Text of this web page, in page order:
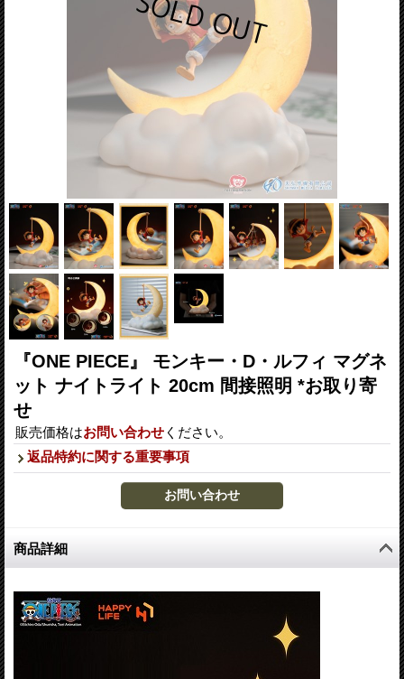
『ONE PIECE』 モンキー・D・ルフィ マグネ
ット ナイトライト 20cm 間接照明 *お取り寄
せ
販売価格はお問い合わせ ください。
返品特約に関する重要事項
商品詳細